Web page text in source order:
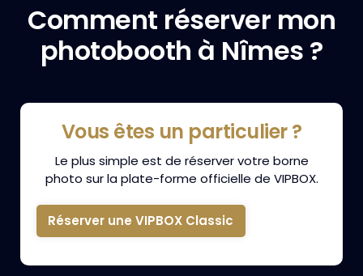
Comment réserver mon
photobooth à Nîmes ?
Vous êtes un particulier ?
Le plus simple est de réserver votre borne
photo sur la plate-forme officielle de VIPBOX.
Réserver une VIPBOX Classic